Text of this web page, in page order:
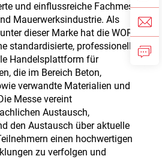
und einflussreiche Fachmesse
Mauerwerksindustrie. Als
dieser Marke hat die WORLD
standardisierte, professionelle
Handelsplattform für
die im Bereich Beton,
verwandte Materialien und
Messe vereint
Austausch,
den Austausch über aktuelle
einen hochwertigen
zu verfolgen und